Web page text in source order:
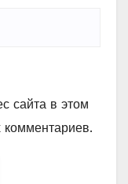
сайта в этом